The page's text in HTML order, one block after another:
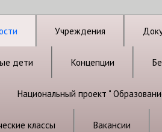
Учреждения
дети Концепции
Национальный проект "
классы Вакансии